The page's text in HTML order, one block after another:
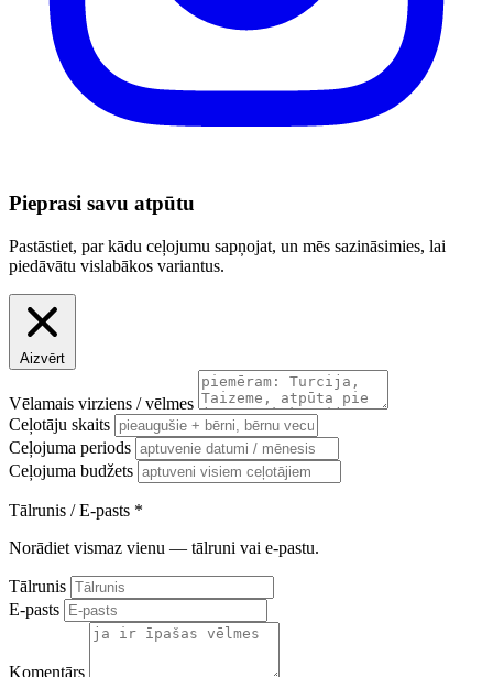
Pieprasi savu atpūtu
Pastāstiet, par kādu ceļojumu sapņojat, un mēs sazināsimies, lai
piedāvātu vislabākos variantus.
Aizvērt
Vēlamais virziens / vēlmes
Ceļotāju skaits
Ceļojuma periods
Ceļojuma budžets
Tālrunis / E-pasts *
Norādiet vismaz vienu — tālruni vai e-pastu.
Tālrunis
E-pasts
Komentārs